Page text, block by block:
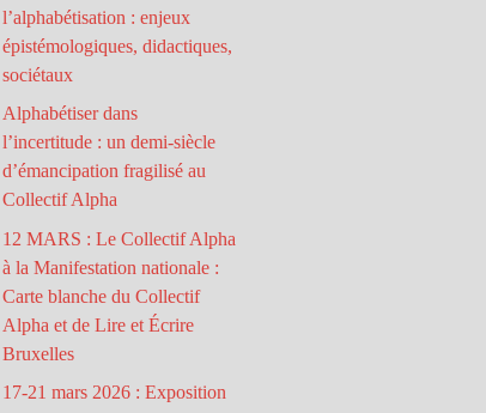
l’alphabétisation : enjeux
épistémologiques, didactiques,
sociétaux
Alphabétiser dans
l’incertitude : un demi-siècle
d’émancipation fragilisé au
Collectif Alpha
12 MARS : Le Collectif Alpha
à la Manifestation nationale :
Carte blanche du Collectif
Alpha et de Lire et Écrire
Bruxelles
17-21 mars 2026 : Exposition